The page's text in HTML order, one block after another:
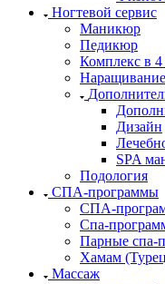
Ногтевой сервис
Маникюр
Педикюр
Комплекс в 4
Наращивание
Дизайн
SPA
Подология
СПА-программы
СПА-
Спа-
Парные спа-
Хамам
Массаж